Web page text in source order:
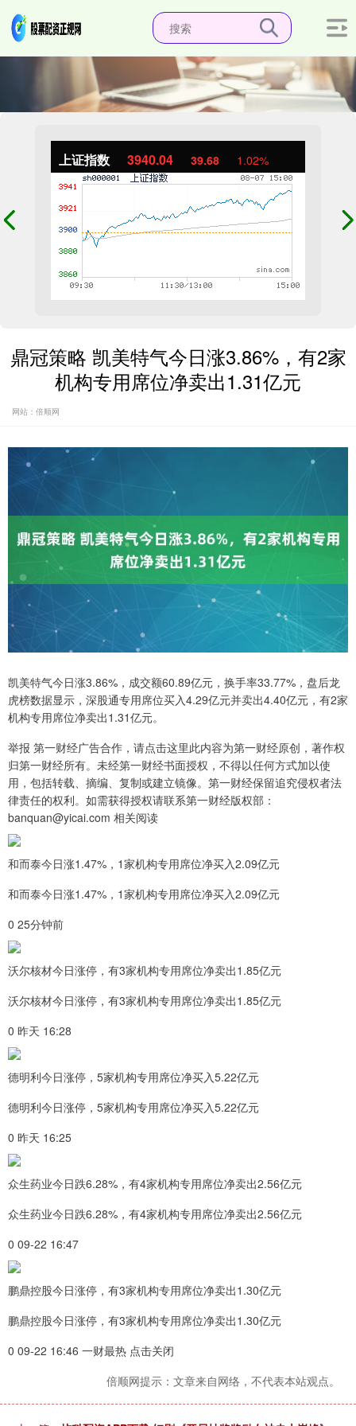
上证指数 3940.04 39.68 1.02%
鼎冠策略 凯美特气今日涨3.86%，有2家
机构专用席位净卖出1.31亿元
网站：倍顺网
凯美特气今日涨3.86%，成交额60.89亿元，换手率33.77%，盘后龙
虎榜数据显示，深股通专用席位买入4.29亿元并卖出4.40亿元，有2家
机构专用席位净卖出1.31亿元。
举报 第一财经广告合作，请点击这里此内容为第一财经原创，著作权
归第一财经所有。未经第一财经书面授权，不得以任何方式加以使
用，包括转载、摘编、复制或建立镜像。第一财经保留追究侵权者法
律责任的权利。如需获得授权请联系第一财经版权部：
banquan@yicai.com 相关阅读
和而泰今日涨1.47%，1家机构专用席位净买入2.09亿元
和而泰今日涨1.47%，1家机构专用席位净买入2.09亿元
0 25分钟前
沃尔核材今日涨停，有3家机构专用席位净卖出1.85亿元
沃尔核材今日涨停，有3家机构专用席位净卖出1.85亿元
0 昨天 16:28
德明利今日涨停，5家机构专用席位净买入5.22亿元
德明利今日涨停，5家机构专用席位净买入5.22亿元
0 昨天 16:25
众生药业今日跌6.28%，有4家机构专用席位净卖出2.56亿元
众生药业今日跌6.28%，有4家机构专用席位净卖出2.56亿元
0 09-22 16:47
鹏鼎控股今日涨停，有3家机构专用席位净卖出1.30亿元
鹏鼎控股今日涨停，有3家机构专用席位净卖出1.30亿元
0 09-22 16:46 一财最热 点击关闭
倍顺网提示：文章来自网络，不代表本站观点。